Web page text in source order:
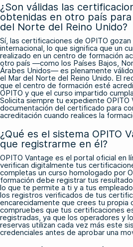
¿Son válidas las
obtenidas en otro país
del Norte del Reino Unido?
Sí, las certificaciones de OPITO
internacional, lo que significa que un
realizado en un centro de formación
otro país —como los Países Bajos,
Árabes Unidos— es plenamente
el Mar del Norte del Reino Unido. El
que el centro de formación esté
OPITO y que el curso impartido
Solicita siempre tu expediente OPITO
documentación del certificado para
acreditación cuando realices la
¿Qué es el sistema OPITO
que registrarme en él?
OPITO Vantage es el portal oficial en
verifican digitalmente tus
completas un curso homologado por
formación debe registrar tus
lo que te permite a ti y a tus
los registros verificados de tus
encarecidamente que crees tu propia
compruebes que tus certificaciones
registradas, ya que los operadores y
reservas utilizan cada vez más este
credenciales antes de aprobar una